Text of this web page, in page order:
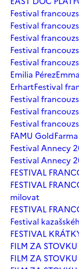
Festival
Festival
Festival
Festival
Festival
Emilia Pérez
ErhartFestival
Festival
Festival
Festival
FAMU Gold
Festival Annecy
Festival Annecy
FESTIVAL
FESTIVAL
milovat
FESTIVAL
Festival
FESTIVAL
FILM ZA
FILM ZA